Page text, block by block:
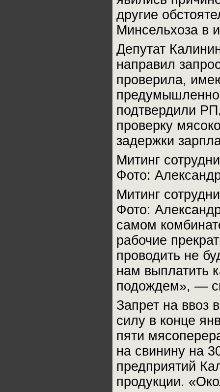
другие
Минсельхоза в
Депутат
направил
проверила,
подтвердили
проверку
задержки
Митинг
Фото:
Митинг
Фото:
самом
рабочие
проводить не
нам выплатить
подождем», —
Запрет на ввоз
силу в конце
пяти
на свинину на
предприятий
продукции.